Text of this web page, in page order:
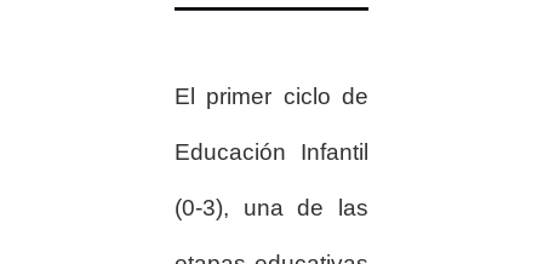
El primer ciclo de
Educación Infantil
(0-3), una de las